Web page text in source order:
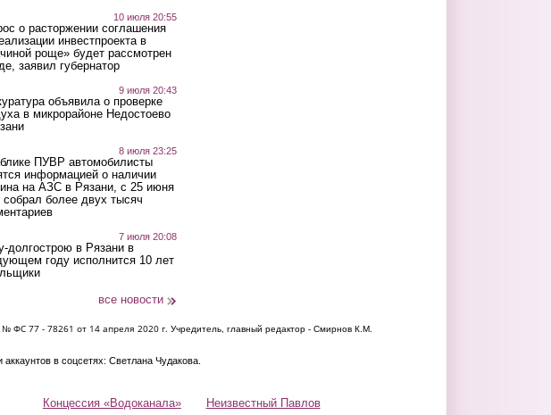
10 июля 20:55
о расторжении соглашения
инвестпроекта в
роще» будет рассмотрен
заявил губернатор
9 июля 20:43
объявила о проверке
в микрорайоне Недостоево
8 июля 23:25
ПУВР автомобилисты
информацией о наличии
на АЗС в Рязани, с 25 июня
собрал более двух тысяч
7 июля 20:08
долгострою в Рязани в
году исполнится 10 лет
все новости
ФС 77 - 78261 от 14 апреля 2020 г. Учредитель, главный редактор - Смирнов К.М.
в соцсетях: Светлана Чудакова.
Концессия «Водоканала» Неизвестный Павлов